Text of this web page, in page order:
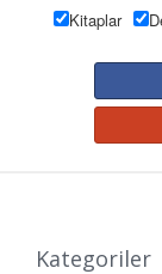
Kitaplar
Kategoriler